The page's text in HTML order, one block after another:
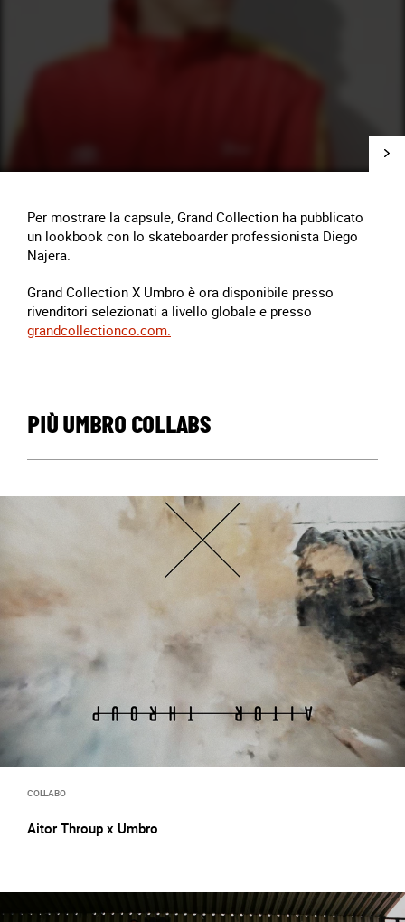
Per mostrare la capsule, Grand Collection ha pubblicato
un lookbook con lo skateboarder professionista Diego
Najera.
Grand Collection X Umbro è ora disponibile presso
rivenditori selezionati a livello globale e presso
grandcollectionco.com.
PIÙ UMBRO COLLABS
COLLABO
Aitor Throup x Umbro